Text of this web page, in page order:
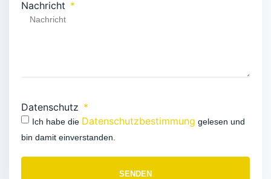
Nachricht
Datenschutz
Ich habe die Datenschutzbestimmung gelesen und
bin damit einverstanden.
SENDEN